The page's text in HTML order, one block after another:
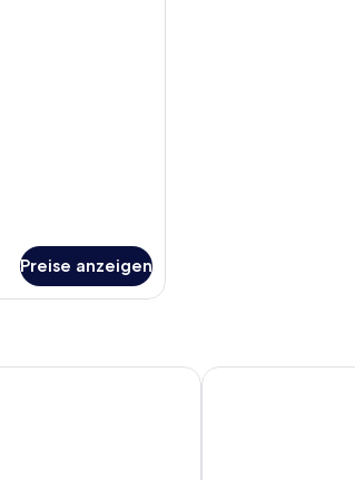
Preise anzeigen
Hotel Guanacaste